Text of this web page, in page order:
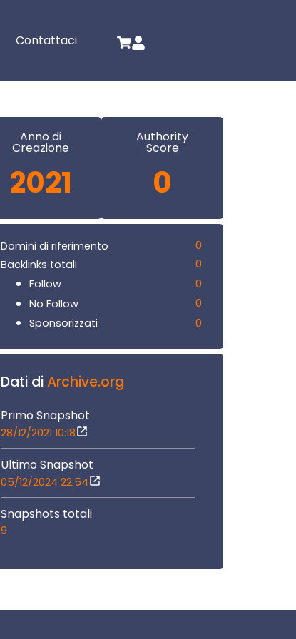
Contattaci
Anno di
Creazione
2021
Authority
Score
0
Domini di riferimento
0
Backlinks totali
0
Follow
0
No Follow
0
Sponsorizzati
0
Dati diArchive.org
Primo Snapshot
28/12/2021 10:18
Ultimo Snapshot
05/12/2024 22:54
Snapshots totali
9